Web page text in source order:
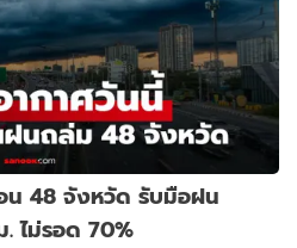
น 48 จังหวัด รับมือฝน
ไม่รอด 70%